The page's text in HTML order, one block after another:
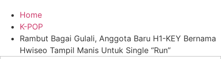
Home
K-POP
Rambut Bagai Gulali, Anggota Baru H1-KEY Bernama
Hwiseo Tampil Manis Untuk Single “Run”